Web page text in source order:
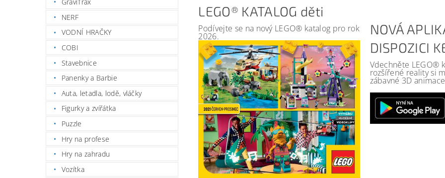
NERF
VODNÍ HRAČKY
COBI
Stavebnice
Panenky a Barbie
Auta, letadla, lodě, vláčky
Figurky a zvířátka
Puzzle
Hry na profese
Hry na zahradu
Vozítka
LEGO® KATALOG děti
Podívejte se na nový LEGO® katalog pro rok
2026.
NOVÁ
DISPOZICI
Vdechněte LEGO®
rozšířené reality si
zábavné 3D